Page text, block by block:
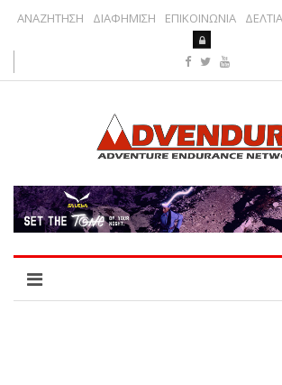
ΑΝΑΖΗΤΗΣΗ ΔΙΑΦΗΜΙΣΗ ΕΠΙΚΟΙΝΩΝΙΑ